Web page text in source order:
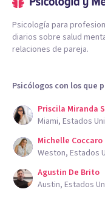
Psicología para
diarios sobre salud
relaciones de pareja.
Psicólogos con los que
Priscila Miranda
Miami, Estados
Michelle
Weston, Estados
Agustin De Brito
Austin, Estados